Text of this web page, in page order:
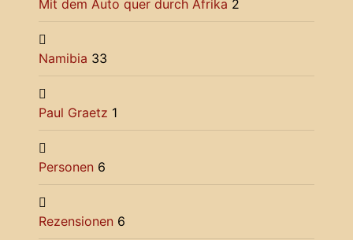
Mit dem Auto quer durch Afrika 2
Namibia 33
Paul Graetz 1
Personen 6
Rezensionen 6